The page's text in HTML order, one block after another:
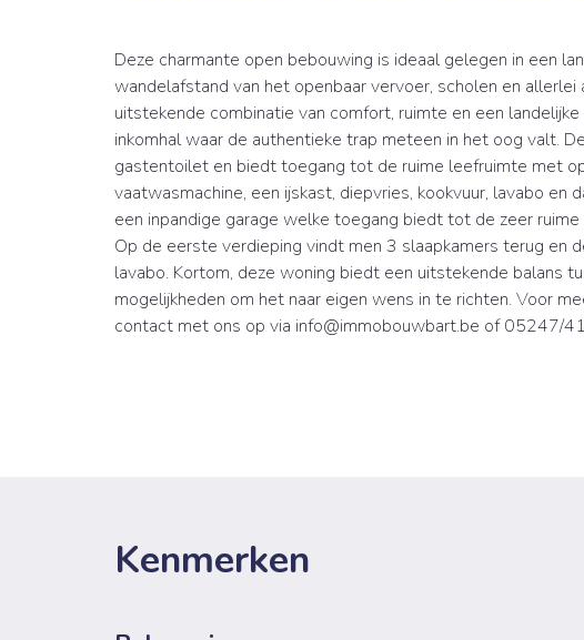
Deze charmante open bebouwing is ideaal gelegen in een
wandelafstand van het openbaar vervoer, scholen en
uitstekende combinatie van comfort, ruimte en een
inkomhal waar de authentieke trap meteen in het oog valt.
gastentoilet en biedt toegang tot de ruime leefruimte met
vaatwasmachine, een ijskast, diepvries, kookvuur, lavabo en
een inpandige garage welke toegang biedt tot de zeer
Op de eerste verdieping vindt men 3 slaapkamers terug en
lavabo. Kortom, deze woning biedt een uitstekende balans
mogelijkheden om het naar eigen wens in te richten. Voor
contact met ons op via info@immobouwbart.be of 05247/
Kenmerken